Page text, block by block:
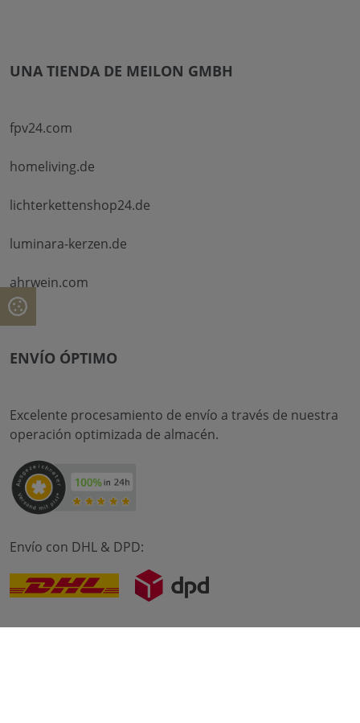
UNA TIENDA DE MEILON GMBH
fpv24.com
homeliving.de
lichterkettenshop24.de
luminara-kerzen.de
ahrwein.com
ENVÍO ÓPTIMO
Excelente procesamiento de envío a través de nuestra
operación optimizada de almacén.
Envío con DHL & DPD: